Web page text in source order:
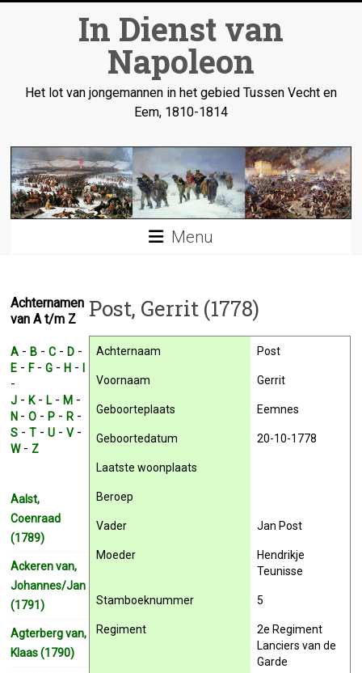
In Dienst van
Napoleon
Het lot van jongemannen in het gebied Tussen Vecht en
Eem, 1810-1814
Menu
Post, Gerrit (1778)
Achternaam Post
Voornaam Gerrit
Geboorteplaats Eemnes
Geboortedatum 20-10-1778
Laatste woonplaats
Beroep
Vader Jan Post
Moeder
Hendrikje
Teunisse
Stamboeknummer 5
Regiment
2e Regiment
Lanciers van de
Garde
Achternamen
van A t/m Z
A -B -C -D -
E -F-G -H -
-
J -K-L-M -
N -O -P -R -
S -T -U -V-
W- Z
Aalst,
Coenraad
(1789)
Ackeren van,
Johannes/Jan
(1791)
Agterberg van,
Klaas (1790)